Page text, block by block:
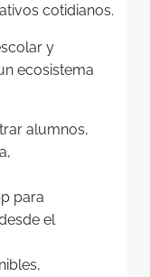
cotidianos.
y
ecosistema
alumnos,
para
el